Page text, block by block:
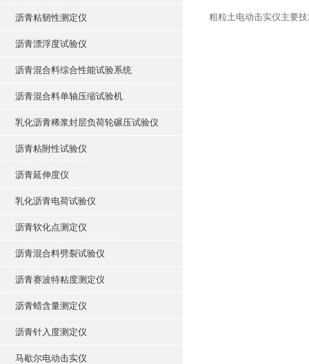
沥青粘韧性测定仪
沥青漂浮度试验仪
沥青混合料综合性能试验系统
沥青混合料单轴压缩试验机
乳化沥青稀浆封层负荷轮碾压试验仪
沥青粘附性试验仪
沥青延伸度仪
乳化沥青电荷试验仪
沥青软化点测定仪
沥青混合料劈裂试验仪
沥青赛波特粘度测定仪
沥青蜡含量测定仪
沥青针入度测定仪
马歇尔电动击实仪
粗粒土电动击实仪主要